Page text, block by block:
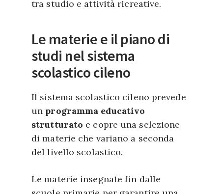
tra studio e attività ricreative.
Le materie e il piano di
studi nel sistema
scolastico cileno
Il sistema scolastico cileno prevede
un programma educativo
strutturato e copre una selezione
di materie che variano a seconda
del livello scolastico.
Le materie insegnate fin dalle